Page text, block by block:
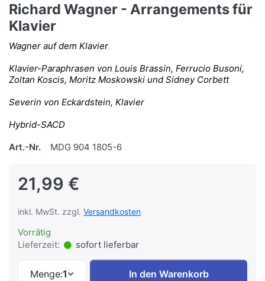
Richard Wagner - Arrangements für
Klavier
Wagner auf dem Klavier
Klavier-Paraphrasen von Louis Brassin, Ferrucio Busoni,
Zoltan Koscis, Moritz Moskowski und Sidney Corbett
Severin von Eckardstein, Klavier
Hybrid-SACD
Art.-Nr.
MDG 904 1805-6
21,99 €
inkl. MwSt. zzgl. Versandkosten
Vorrätig
Lieferzeit:
sofort lieferbar
Menge:1 In den Warenkorb